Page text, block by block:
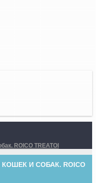
ROICO TREATOI
И СОБАК. ROICO